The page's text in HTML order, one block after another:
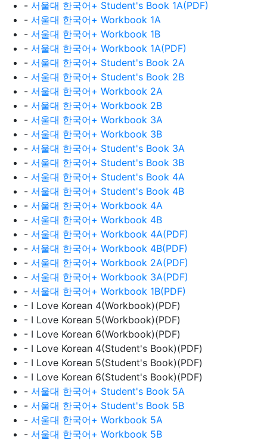
- 서울대 한국어+ Student's Book 1A(PDF)
- 서울대 한국어+ Workbook 1A
- 서울대 한국어+ Workbook 1B
- 서울대 한국어+ Workbook 1A(PDF)
- 서울대 한국어+ Student's Book 2A
- 서울대 한국어+ Student's Book 2B
- 서울대 한국어+ Workbook 2A
- 서울대 한국어+ Workbook 2B
- 서울대 한국어+ Workbook 3A
- 서울대 한국어+ Workbook 3B
- 서울대 한국어+ Student's Book 3A
- 서울대 한국어+ Student's Book 3B
- 서울대 한국어+ Student's Book 4A
- 서울대 한국어+ Student's Book 4B
- 서울대 한국어+ Workbook 4A
- 서울대 한국어+ Workbook 4B
- 서울대 한국어+ Workbook 4A(PDF)
- 서울대 한국어+ Workbook 4B(PDF)
- 서울대 한국어+ Workbook 2A(PDF)
- 서울대 한국어+ Workbook 3A(PDF)
- 서울대 한국어+ Workbook 1B(PDF)
- I Love Korean 4(Workbook)(PDF)
- I Love Korean 5(Workbook)(PDF)
- I Love Korean 6(Workbook)(PDF)
- I Love Korean 4(Student's Book)(PDF)
- I Love Korean 5(Student's Book)(PDF)
- I Love Korean 6(Student's Book)(PDF)
- 서울대 한국어+ Student's Book 5A
- 서울대 한국어+ Student's Book 5B
- 서울대 한국어+ Workbook 5A
- 서울대 한국어+ Workbook 5B